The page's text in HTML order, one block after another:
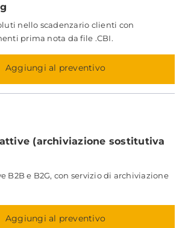
nello scadenzario clienti con
prima nota da file .CBI.
Aggiungi al preventivo
(archiviazione sostitutiva
B2B e B2G, con servizio di archiviazione
Aggiungi al preventivo